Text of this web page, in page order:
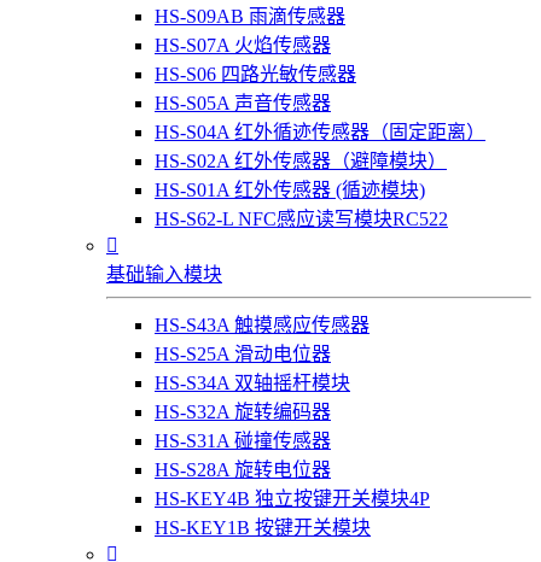
HS-S09AB 雨滴传感器
HS-S07A 火焰传感器
HS-S06 四路光敏传感器
HS-S05A 声音传感器
HS-S04A 红外循迹传感器（固定距离）
HS-S02A 红外传感器（避障模块）
HS-S01A 红外传感器 (循迹模块)
HS-S62-L NFC感应读写模块RC522

基础输入模块
HS-S43A 触摸感应传感器
HS-S25A 滑动电位器
HS-S34A 双轴摇杆模块
HS-S32A 旋转编码器
HS-S31A 碰撞传感器
HS-S28A 旋转电位器
HS-KEY4B 独立按键开关模块4P
HS-KEY1B 按键开关模块
